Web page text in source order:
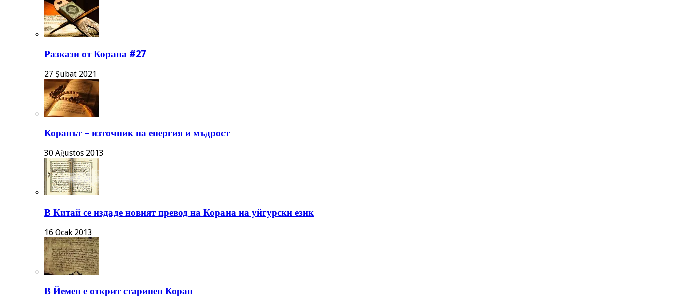
Разкази от Корана #27
27 Şubat 2021
Коранът – източник на енергия и мъдрост
30 Ağustos 2013
В Китай се издаде новият превод на Корана на уйгурски език
16 Ocak 2013
В Йемен е открит старинен Коран